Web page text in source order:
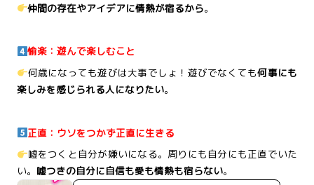
仲間の存在やアイデアに情熱が宿るから。
愉楽：遊んで楽しむこと
何歳になっても遊びは大事でしょ！遊びでなくても何事にも
楽しみを感じられる人になりたい。
正直：ウソをつかず正直に生きる
嘘をつくと自分が嫌いになる。周りにも自分にも正直でいた
い。 嘘つきの自分に自信も愛も情熱も宿らない。